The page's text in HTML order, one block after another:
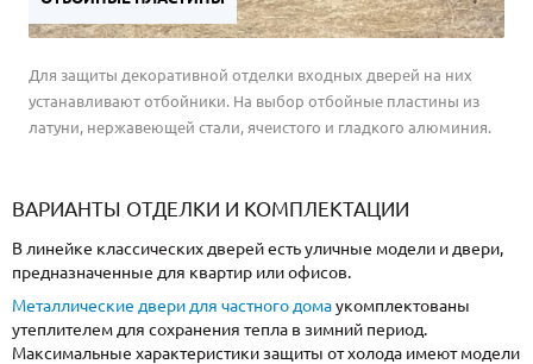
Для защиты декоративной отделки входных дверей на них
устанавливают отбойники. На выбор отбойные пластины из
латуни, нержавеющей стали, ячеистого и гладкого алюминия.
ВАРИАНТЫ ОТДЕЛКИ И КОМПЛЕКТАЦИИ
В линейке классических дверей есть уличные модели и двери,
предназначенные для квартир или офисов.
Металлические двери для частного домаукомплектованы
утеплителем для сохранения тепла в зимний период.
Максимальные характеристики защиты от холода имеют модели